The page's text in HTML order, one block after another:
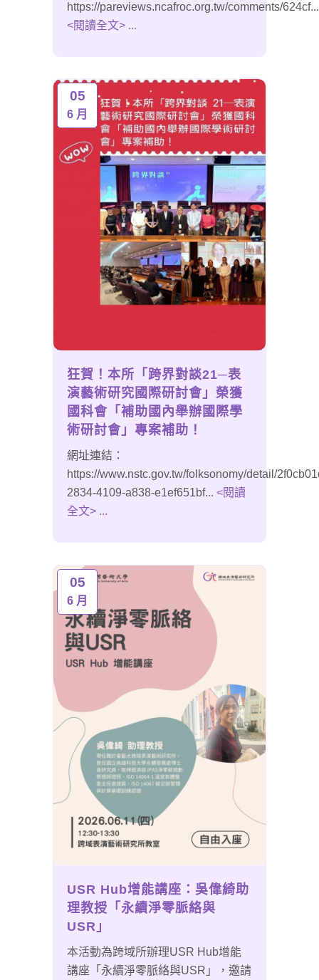
https://pareviews.ncafroc.org.tw/comments/624cf...
<閱讀全文> ...
05
6 月
狂賀！本所「跨界對談21─表
演藝術研究國際研討會」榮獲
國科會「補助國內舉辦國際學
術研討會」專案補助！
網址連結：
https://www.nstc.gov.tw/folksonomy/detail/
2834-4109-a838-e1ef651bf... <閱讀
全文> ...
05
6 月
USR Hub增能講座：吳偉綺助
理教授「永續淨零脈絡與
USR」
本活動為跨域所辦理USR Hub增能
講座「永續淨零脈絡與USR」，邀請